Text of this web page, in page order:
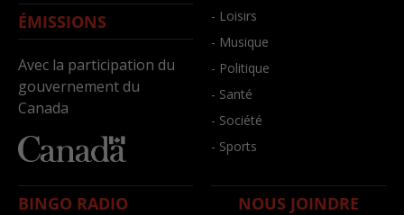
ÉMISSIONS
Avec la participation du
gouvernement du
Canada
- Loisirs
- Musique
- Politique
- Santé
- Société
- Sports
BINGO RADIO NOUS JOINDRE